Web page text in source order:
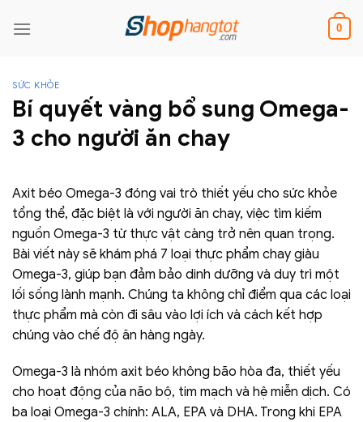
0
SỨC KHỎE
Bí quyết vàng bổ sung Omega-
3 cho người ăn chay
Axit béo Omega-3 đóng vai trò thiết yếu cho sức khỏe
tổng thể, đặc biệt là với người ăn chay, việc tìm kiếm
nguồn Omega-3 từ thực vật càng trở nên quan trọng.
Bài viết này sẽ khám phá 7 loại thực phẩm chay giàu
Omega-3, giúp bạn đảm bảo dinh dưỡng và duy trì một
lối sống lành mạnh. Chúng ta không chỉ điểm qua các loại
thực phẩm mà còn đi sâu vào lợi ích và cách kết hợp
chúng vào chế độ ăn hàng ngày.
Omega-3 là nhóm axit béo không bão hòa đa, thiết yếu
cho hoạt động của não bộ, tim mạch và hệ miễn dịch. Có
ba loại Omega-3 chính: ALA, EPA và DHA. Trong khi EPA